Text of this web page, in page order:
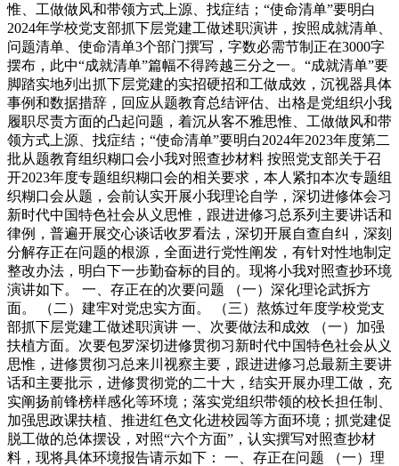
惟、工做做风和带领方式上源、找症结；“使命清单”要明白
2024年学校党支部抓下层党建工做述职演讲，按照成就清单、
问题清单、使命清单3个部门撰写，字数必需节制正在3000字
摆布，此中“成就清单”篇幅不得跨越三分之一。“成就清单”要
脚踏实地列出抓下层党建的实招硬招和工做成效，沉视器具体
事例和数据措辞，回应从题教育总结评估、出格是党组织小我
履职尽责方面的凸起问题，着沉从客不雅思惟、工做做风和带
领方式上源、找症结；“使命清单”要明白2024年2023年度第二
批从题教育组织糊口会小我对照查抄材料 按照党支部关于召
开2023年度专题组织糊口会的相关要求，本人紧扣本次专题组
织糊口会从题，会前认实开展小我理论自学，深切进修体会习
新时代中国特色社会从义思惟，跟进进修习总系列主要讲话和
律例，普遍开展交心谈话收罗看法，深切开展自查自纠，深刻
分解存正在问题的根源，全面进行党性阐发，有针对性地制定
整改办法，明白下一步勤奋标的目的。现将小我对照查抄环境
演讲如下。 一、存正在的次要问题 （一）深化理论武拆方
面。 （二）建牢对党忠实方面。 （三）熬炼过年度学校党支
部抓下层党建工做述职演讲 一、次要做法和成效 （一）加强
扶植方面。次要包罗深切进修贯彻习新时代中国特色社会从义
思惟，进修贯彻习总来川视察主要，跟进进修习总最新主要讲
话和主要批示，进修贯彻党的二十大，结实开展办理工做，充
实阐扬前锋榜样感化等环境；落实党组织带领的校长担任制、
加强思政课扶植、推进红色文化进校园等方面环境；抓党建促
脱工做的总体摆设，对照“六个方面”，认实撰写对照查抄材
料，现将具体环境报告请示如下： 一、存正在问题 （一）理